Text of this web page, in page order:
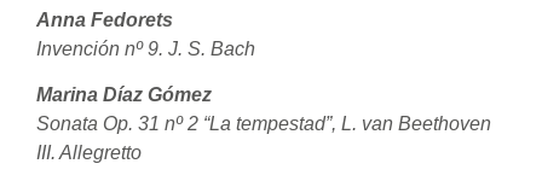
Anna Fedorets
Invención nº 9. J. S. Bach
Marina Díaz Gómez
Sonata Op. 31 nº 2 “La tempestad”, L. van Beethoven
III. Allegretto